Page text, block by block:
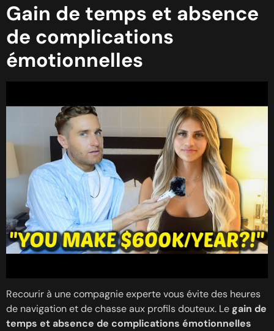
Gain de temps et absence
de complications
émotionnelles
Recourir à une compagnie experte vous évite des heures
de navigation et de chasse aux profils douteux. Legain de
temps et absence de complications émotionnelles